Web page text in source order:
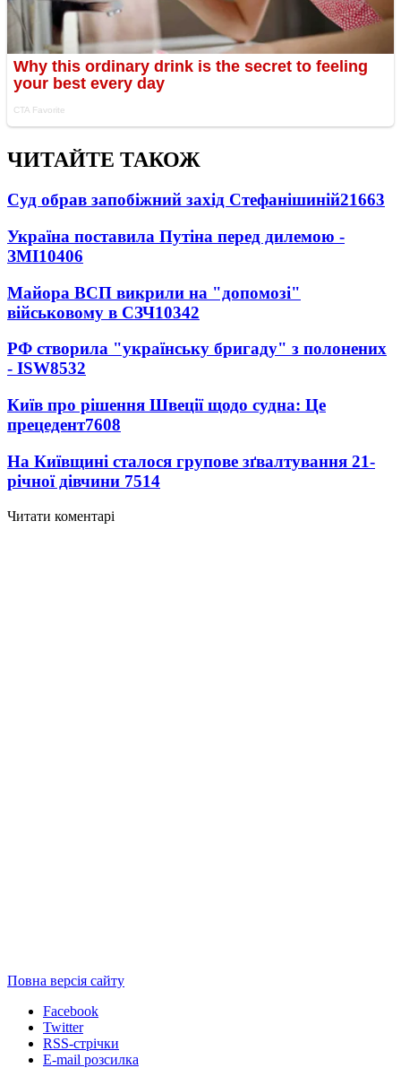
ЧИТАЙТЕ ТАКОЖ
Суд обрав запобіжний захід Стефанішиній21663
Україна поставила Путіна перед дилемою -
ЗМІ10406
Майора ВСП викрили на "допомозі"
військовому в СЗЧ10342
РФ створила "українську бригаду" з полонених
- ISW8532
Київ про рішення Швеції щодо судна: Це
прецедент7608
На Київщині сталося групове зґвалтування 21-
річної дівчини 7514
Читати коментарі
Повна версія сайту
Facebook
Twitter
RSS-стрічки
E-mail розсилка